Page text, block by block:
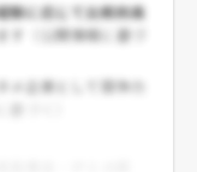
験に応じて比較的高
（公開情報に基づ
メ企業として競争力